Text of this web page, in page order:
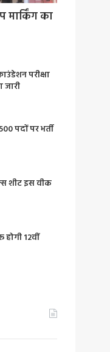
मार्किंग का
परीक्षा
जारी
पदों पर भर्ती
शीट इस वीक
12वीं